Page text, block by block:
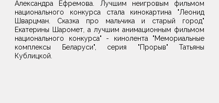
Александра Ефремова. Лучшим неигровым фильмом
национального конкурса стала кинокартина "Леонид
Шварцман. Сказка про мальчика и старый город"
Екатерины Шаромет, а лучшим анимационным фильмом
национального конкурса" - кинолента "Мемориальные
комплексы Беларуси", серия "Прорыв" Татьяны
Кублицкой.